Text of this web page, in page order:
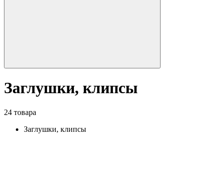
Заглушки, клипсы
24 товара
Заглушки, клипсы